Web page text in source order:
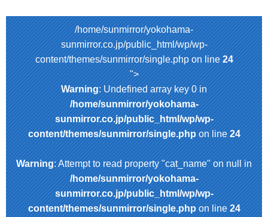
/home/sunmirror/yokohama-
sunmirror.co.jp/public_html/wp/wp-
content/themes/sunmirror/single.php on line24
">
Warning: Undefined array key 0 in
/home/sunmirror/yokohama-
sunmirror.co.jp/public_html/wp/wp-
content/themes/sunmirror/single.phpon line24
Warning: Attempt to read property "cat_name" on null in
/home/sunmirror/yokohama-
sunmirror.co.jp/public_html/wp/wp-
content/themes/sunmirror/single.phpon line24